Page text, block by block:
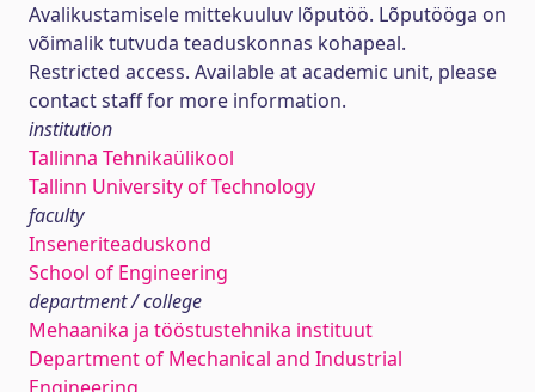
Avalikustamisele mittekuuluv lõputöö. Lõputööga on
võimalik tutvuda teaduskonnas kohapeal.
Restricted access. Available at academic unit, please
contact staff for more information.
institution
Tallinna Tehnikaülikool
Tallinn University of Technology
faculty
Inseneriteaduskond
School of Engineering
department / college
Mehaanika ja tööstustehnika instituut
Department of Mechanical and Industrial